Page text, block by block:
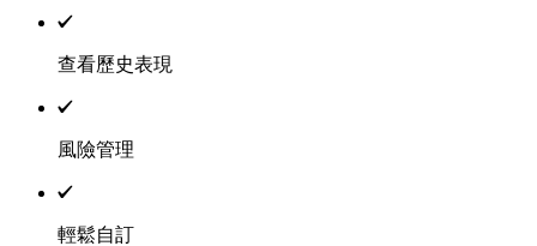
查看歷史表現
風險管理
輕鬆自訂